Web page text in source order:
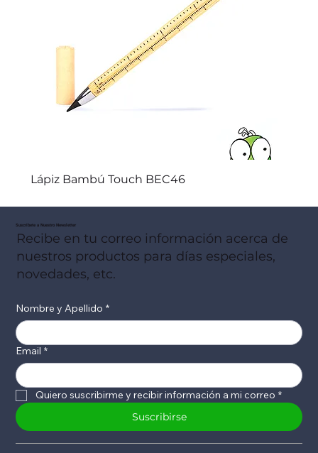
Lápiz Bambú Touch BEC46
Suscribete a Nuestro Newsletter
Recibe en tu correo información acerca de
nuestros productos para días especiales,
novedades, etc.
Nombre y Apellido *
Email *
Quiero suscribirme y recibir información a mi correo *
Suscribirse